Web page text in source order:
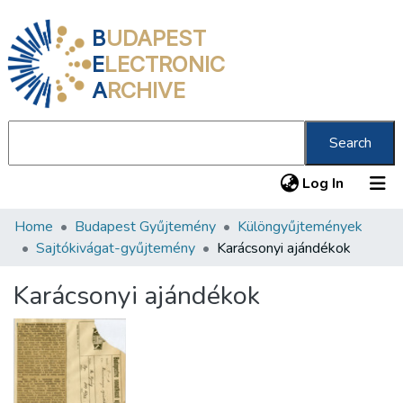
BUDAPEST
ELECTRONIC
ARCHIVE
Search
Log In (current)
Communities & Collections
Statistics
About us
Home Budapest Gyűjtemény
Különgyűjtemények
Sajtókivágat-gyűjtemény
Karácsonyi ajándékok
Karácsonyi ajándékok